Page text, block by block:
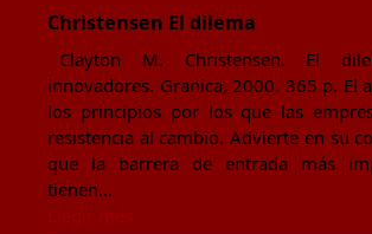
Christensen El dilema
Clayton M. Christensen. El
innovadores. Granica, 2000. 365 p. El
los principios por los que las
resistencia al cambio. Advierte en su
que la barrera de entrada más
tienen…